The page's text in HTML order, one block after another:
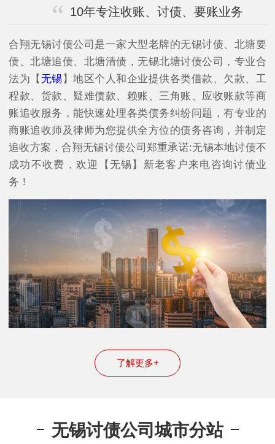
10年专注收账、讨债、要账业务
合翔无锡讨债公司是一家大型老牌的无锡讨债、北塘要
债、北塘追债、北塘清债，无锡北塘讨债公司，专业合
法为【 无锡 】地区个人和企业提供各类借款、欠款、工
程款、货款、疑难债款、赖账、三角账、应收账款等商
账追收服务，能快速处理各类债务纠纷问题，有专业的
商账追收师及律师为您提供全方位的债务咨询，并制定
追收方案，合翔无锡讨债公司郑重承诺:无锡本地讨债不
成功不收费，欢迎【无锡】新老客户来电咨询讨债业
务！
了解更多+
无锡讨债公司城市分站